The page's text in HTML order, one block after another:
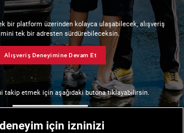
bir platform üzerinden kolayca ulaşabilecek, alışveriş
tek bir adresten sürdürebileceksin.
Alışveriş Deneyimine Devam Et
takip etmek için aşağıdaki butona tıklayabilirsin.
için izninizi